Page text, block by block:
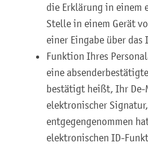
die Erklärung in einem
Stelle in einem Gerät
einer Eingabe über
Funktion Ihres
eine
bestätigt heißt, Ihr
elektronischer
entgegengenommen
elektronischen ID-